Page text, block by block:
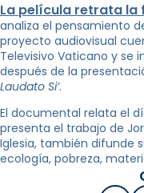
La película retrata la
analiza el pensamiento
proyecto audiovisual
Televisivo Vaticano y se
después de la
Laudato Si’.
El documental relata el
presenta el trabajo de
Iglesia, también difunde
ecología, pobreza,